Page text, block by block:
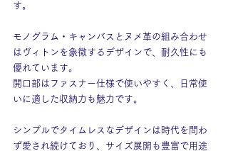
す。
モノグラム・キャンバスとヌメ革の組み合わせ
はヴィトンを象徴するデザインで、耐久性にも
優れています。
開口部はファスナー仕様で使いやすく、日常使
いに適した収納力も魅力です。
シンプルでタイムレスなデザインは時代を問わ
ず愛され続けており、サイズ展開も豊富で用途